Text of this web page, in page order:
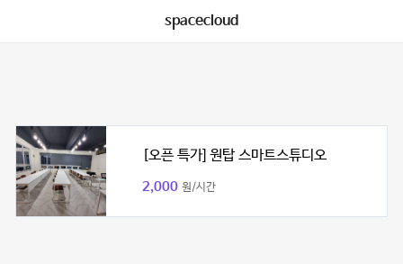
spacecloud
[오픈 특가] 원탑 스마트스튜디오
2,000 원/시간